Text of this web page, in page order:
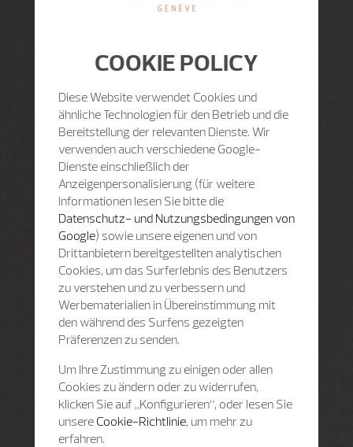
COOKIE POLICY
Diese Website verwendet Cookies und
ähnliche Technologien für den Betrieb und die
Bereitstellung der relevanten Dienste. Wir
verwenden auch verschiedene Google-
Dienste einschließlich der
Anzeigenpersonalisierung (für weitere
Informationen lesen Sie bitte die
Datenschutz- und Nutzungsbedingungen von
Google) sowie unsere eigenen und von
Drittanbietern bereitgestellten analytischen
Cookies, um das Surferlebnis des Benutzers
zu verstehen und zu verbessern und
Werbematerialien in Übereinstimmung mit
den während des Surfens gezeigten
Präferenzen zu senden.
Um Ihre Zustimmung zu einigen oder allen
Cookies zu ändern oder zu widerrufen,
klicken Sie auf „Konfigurieren“, oder lesen Sie
unsere Cookie-Richtlinie, um mehr zu
erfahren.